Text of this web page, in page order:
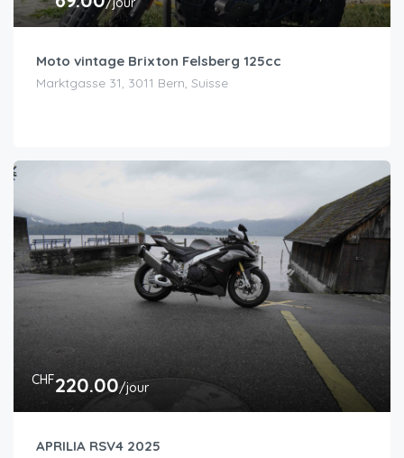
Moto vintage Brixton Felsberg 125cc
Marktgasse 31, 3011 Bern, Suisse
CHF220.00/jour
APRILIA RSV4 2025